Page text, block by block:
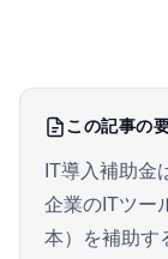
この記事の
IT導入補助金
企業のITツー
本）を補助す